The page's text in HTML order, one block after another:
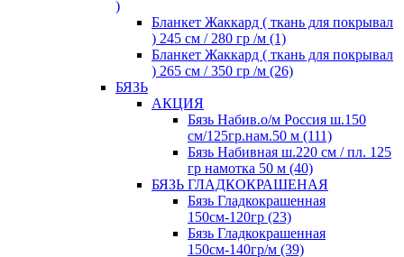
)
Бланкет Жаккард ( ткань для покрывал
) 245 см / 280 гр /м (1)
Бланкет Жаккард ( ткань для покрывал
) 265 см / 350 гр /м (26)
БЯЗЬ
АКЦИЯ
Бязь Набив.о/м Россия ш.150
см/125гр.нам.50 м (111)
Бязь Набивная ш.220 см / пл. 125
гр намотка 50 м (40)
БЯЗЬ ГЛАДКОКРАШЕНАЯ
Бязь Гладкокрашенная
150см-120гр (23)
Бязь Гладкокрашенная
150см-140гр/м (39)